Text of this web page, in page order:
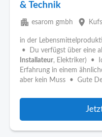
& Technik
apartment esarom gmbh place
in der
• Du verfügst über eine
Installateur, Elektriker) •
Erfahrung in einem
aber kein Muss • Gute